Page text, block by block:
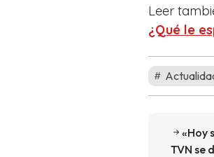
Leer
¿Qué le
«Hoy
TVN se